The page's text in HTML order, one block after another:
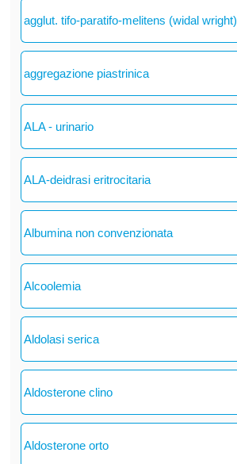
agglut. tifo-paratifo-melitens (widal wright)
aggregazione piastrinica
ALA - urinario
ALA-deidrasi eritrocitaria
Albumina non convenzionata
Alcoolemia
Aldolasi serica
Aldosterone clino
Aldosterone orto